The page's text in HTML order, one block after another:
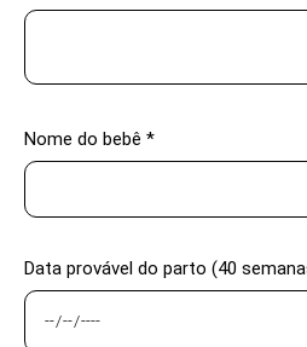
Nome do bebê *
Data provável do parto (40